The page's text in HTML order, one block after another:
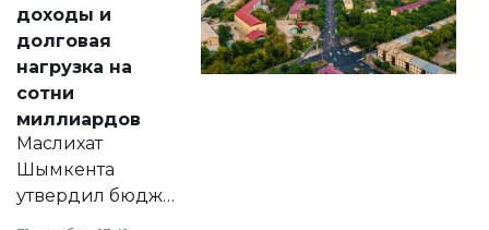
доходы и
долговая
нагрузка на
сотни
миллиардов
Маслихат
Шымкента
утвердил бюджет
города на 2026–